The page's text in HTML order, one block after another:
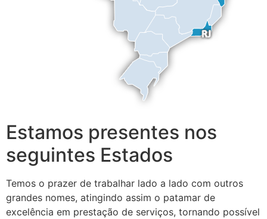
Estamos presentes nos
seguintes Estados
Temos o prazer de trabalhar lado a lado com outros
grandes nomes, atingindo assim o patamar de
excelência em prestação de serviços, tornando possível